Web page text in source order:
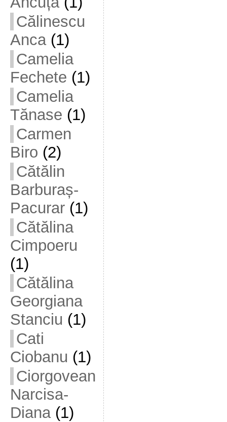
Călinescu
Anca(1)
Camelia
Fechete (1)
Camelia
Tănase (1)
Carmen
Biro (2)
Cătălin
Barburaș-
Pacurar(1)
Cătălina
Cimpoeru
(1)
Cătălina
Georgiana
Stanciu (1)
Cati
Ciobanu (1)
Ciorgovean
Narcisa-
Diana(1)